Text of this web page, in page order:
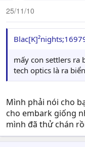
25/11/10
mấy con settlers ra
tech optics là ra
Mình phải nói cho
cho embark giống
mình đã thử chán